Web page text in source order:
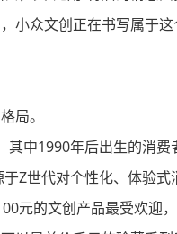
众文创正在书写属于这
局。
中1990年后出生的消费
Z世代对个性化、体验式
的文创产品最受欢迎